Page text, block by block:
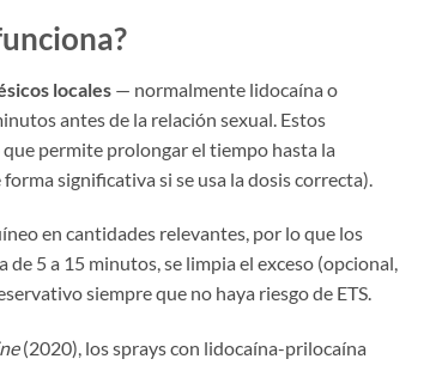
locales — normalmente lidocaína o
antes de la relación sexual. Estos
permite prolongar el tiempo hasta la
significativa si se usa la dosis correcta).
en cantidades relevantes, por lo que los
de 5 a 15 minutos, se limpia el exceso (opcional,
siempre que no haya riesgo de ETS.
(2020), los sprays con lidocaína-prilocaína